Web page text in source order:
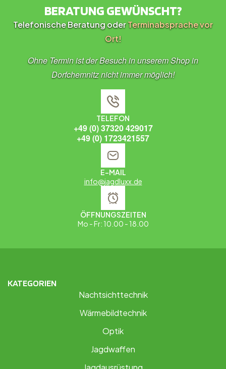
BERATUNG GEWÜNSCHT?
Telefonische Beratung oderTerminabsprache vor
Ort!
Ohne Termin ist der Besuch in unserem Shop in
Dorfchemnitz nicht immer möglich!
TELEFON
+49 (0) 37320 429017
+49 (0) 1723421557
E-MAIL
info@jagdluxx.de
ÖFFNUNGSZEITEN
Mo - Fr: 10.00 - 18.00
KATEGORIEN
Nachtsichttechnik
Wärmebildtechnik
Optik
Jagdwaffen